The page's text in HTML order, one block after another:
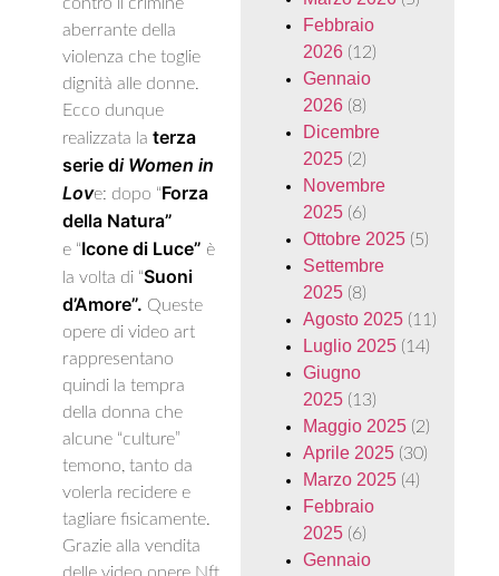
aberrante della
violenza che toglie
dignità alle donne.
Ecco dunque
realizzata la terza
serie di Women in
Love: dopo “Forza
della Natura”
e “Icone di Luce” è
la volta di “Suoni
d’Amore”. Queste
opere di video art
rappresentano
quindi la tempra
della donna che
alcune “culture”
temono, tanto da
volerla recidere e
tagliare fisicamente.
Grazie alla vendita
Febbraio
2026(12)
Gennaio
2026(8)
Dicembre
2025(2)
Novembre
2025(6)
Ottobre 2025(5)
Settembre
2025(8)
Agosto 2025(11)
Luglio 2025(14)
Giugno
2025(13)
Maggio 2025(2)
Aprile 2025(30)
Marzo 2025(4)
Febbraio
2025(6)
Gennaio